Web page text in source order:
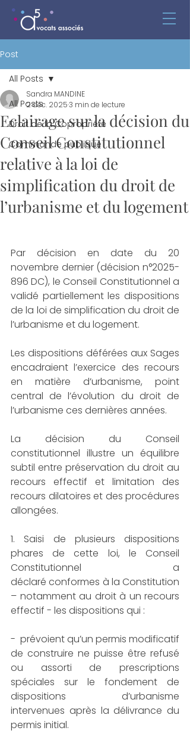
Post
All Posts
Droit de la Copropriété
Commande publique
All Posts
Eclairage sur la décision du
Conseil Constitutionnel
relative à la loi de
simplification du droit de
l’urbanisme et du logement
Sandra MANDINE
2 déc. 20253 min de lecture
Par décision en date du 20
novembre dernier (décision n°2025-
896 DC), le Conseil Constitutionnel a
validé partiellement les dispositions
de la loi de simplification du droit de
l’urbanisme et du logement.
Les dispositions déférées aux Sages
encadraient l’exercice des recours
en matière d’urbanisme, point
central de l’évolution du droit de
l’urbanisme ces dernières années.
La décision du Conseil
constitutionnel illustre un équilibre
subtil entre préservation du droit au
recours effectif et limitation des
recours dilatoires et des procédures
allongées.
1. Saisi de plusieurs dispositions
phares de cette loi, le Conseil
Constitutionnel a
déclaré conformes à la Constitution
– notamment au droit à un recours
effectif - les dispositions qui :
-  prévoient qu’un permis modificatif
de construire ne puisse être refusé
ou assorti de prescriptions
spéciales sur le fondement de
dispositions d’urbanisme
intervenues après la délivrance du
permis initial.